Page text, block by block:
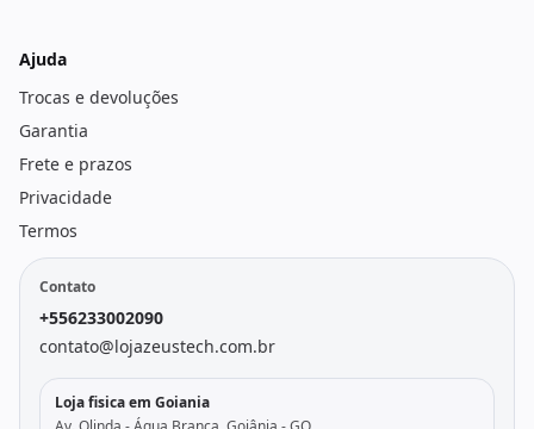
Ajuda
Trocas e devoluções
Garantia
Frete e prazos
Privacidade
Termos
Contato
+556233002090
contato@lojazeustech.com.br
Loja fisica em Goiania